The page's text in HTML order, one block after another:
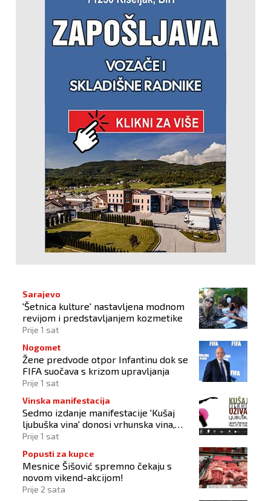
Sarajevo
'Šetnica kulture' nastavljena modnom
revijom i predstavljanjem kozmetike
Prije 1 sat
Nogomet
Žene predvode otpor Infantinu dok se
FIFA suočava s krizom upravljanja
Prije 1 sat
Vinska manifestacija
Sedmo izdanje manifestacije 'Kušaj
ljubuška vina' donosi vrhunska vina,
gastronomiju i glazbu
Prije 1 sat
Popusti za kupce
Mesnice Šišović spremno čekaju s
novom vikend-akcijom!
Prije 2 sata